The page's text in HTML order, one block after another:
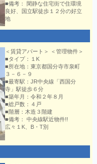
■備考： 閑静な住宅街で住環境
良好、国立駅徒歩１２分の好立
地
＜賃貸アパート＞ ＜管理物件＞
■タイプ：１K
■所在地：東京都国分寺市泉町
３－６－９
■最寄駅：JR中央線「西国分
寺」駅徒歩６分
■築年月：令和２年８月
■総戸数：４戸
■階層：木造３階建
■備考： 中央線駅近物件!!
広々１K、B・T別